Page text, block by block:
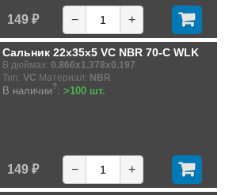
149 ₽ − +
Сальник 22x35x5 VC NBR 70-C WLK
В дюймах: 0.866x1.378x0.197
Тип: VC Материал: NBR
В наличии?: >100 шт.
149 ₽ − +